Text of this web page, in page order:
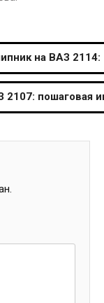
на ВАЗ 2114:
пошаговая